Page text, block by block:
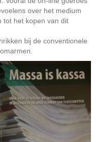
over het medium
tot het kopen van dit
bij de conventionele